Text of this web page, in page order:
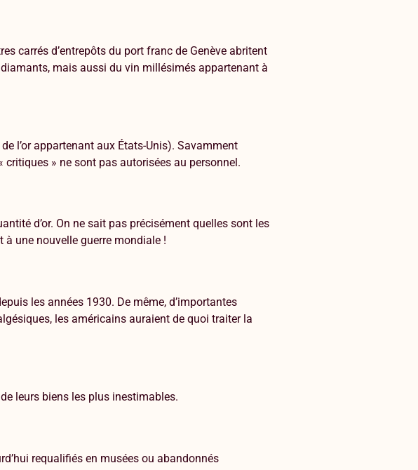
carrés d’entrepôts du port franc de Genève abritent
mais aussi du vin millésimés appartenant à
l’or appartenant aux États-Unis). Savamment
» ne sont pas autorisées au personnel.
d’or. On ne sait pas précisément quelles sont les
une nouvelle guerre mondiale !
les années 1930. De même, d’importantes
les américains auraient de quoi traiter la
leurs biens les plus inestimables.
requalifiés en musées ou abandonnés